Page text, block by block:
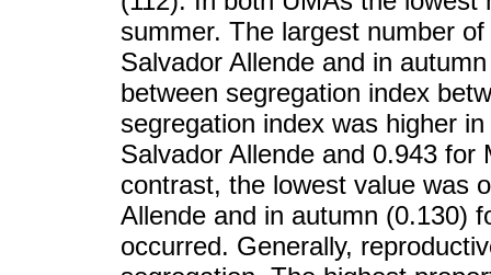
summer. The largest number
Salvador Allende and in
between segregation index
segregation index was higher
Salvador Allende and 0.943 for
contrast, the lowest value was
Allende and in autumn (0.130)
occurred. Generally,